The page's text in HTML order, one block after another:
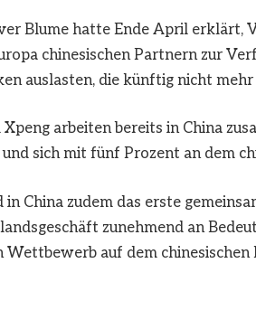
Blume hatte Ende April erklärt,
chinesischen Partnern zur
auslasten, die künftig nicht
arbeiten bereits in China
sich mit fünf Prozent an dem
in China zudem das erste
zunehmend an
Wettbewerb auf dem